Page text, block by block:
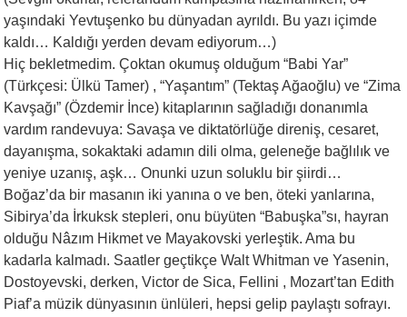
yaşındaki Yevtuşenko bu dünyadan ayrıldı. Bu yazı içimde
kaldı… Kaldığı yerden devam ediyorum…)
Hiç bekletmedim. Çoktan okumuş olduğum “Babi Yar”
(Türkçesi: Ülkü Tamer) , “Yaşantım” (Tektaş Ağaoğlu) ve “Zima
Kavşağı” (Özdemir İnce) kitaplarının sağladığı donanımla
vardım randevuya: Savaşa ve diktatörlüğe direniş, cesaret,
dayanışma, sokaktaki adamın dili olma, geleneğe bağlılık ve
yeniye uzanış, aşk… Onunki uzun soluklu bir şiirdi…
Boğaz’da bir masanın iki yanına o ve ben, öteki yanlarına,
Sibirya’da İrkuksk stepleri, onu büyüten “Babuşka”sı, hayran
olduğu Nâzım Hikmet ve Mayakovski yerleştik. Ama bu
kadarla kalmadı. Saatler geçtikçe Walt Whitman ve Yasenin,
Dostoyevski, derken, Victor de Sica, Fellini , Mozart’tan Edith
Piaf’a müzik dünyasının ünlüleri, hepsi gelip paylaştı sofrayı.